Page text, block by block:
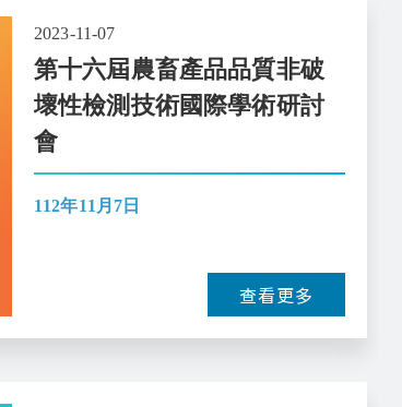
2023-11-07
第十六屆農畜產品品質非破
壞性檢測技術國際學術研討
會
112年11月7日
查看更多